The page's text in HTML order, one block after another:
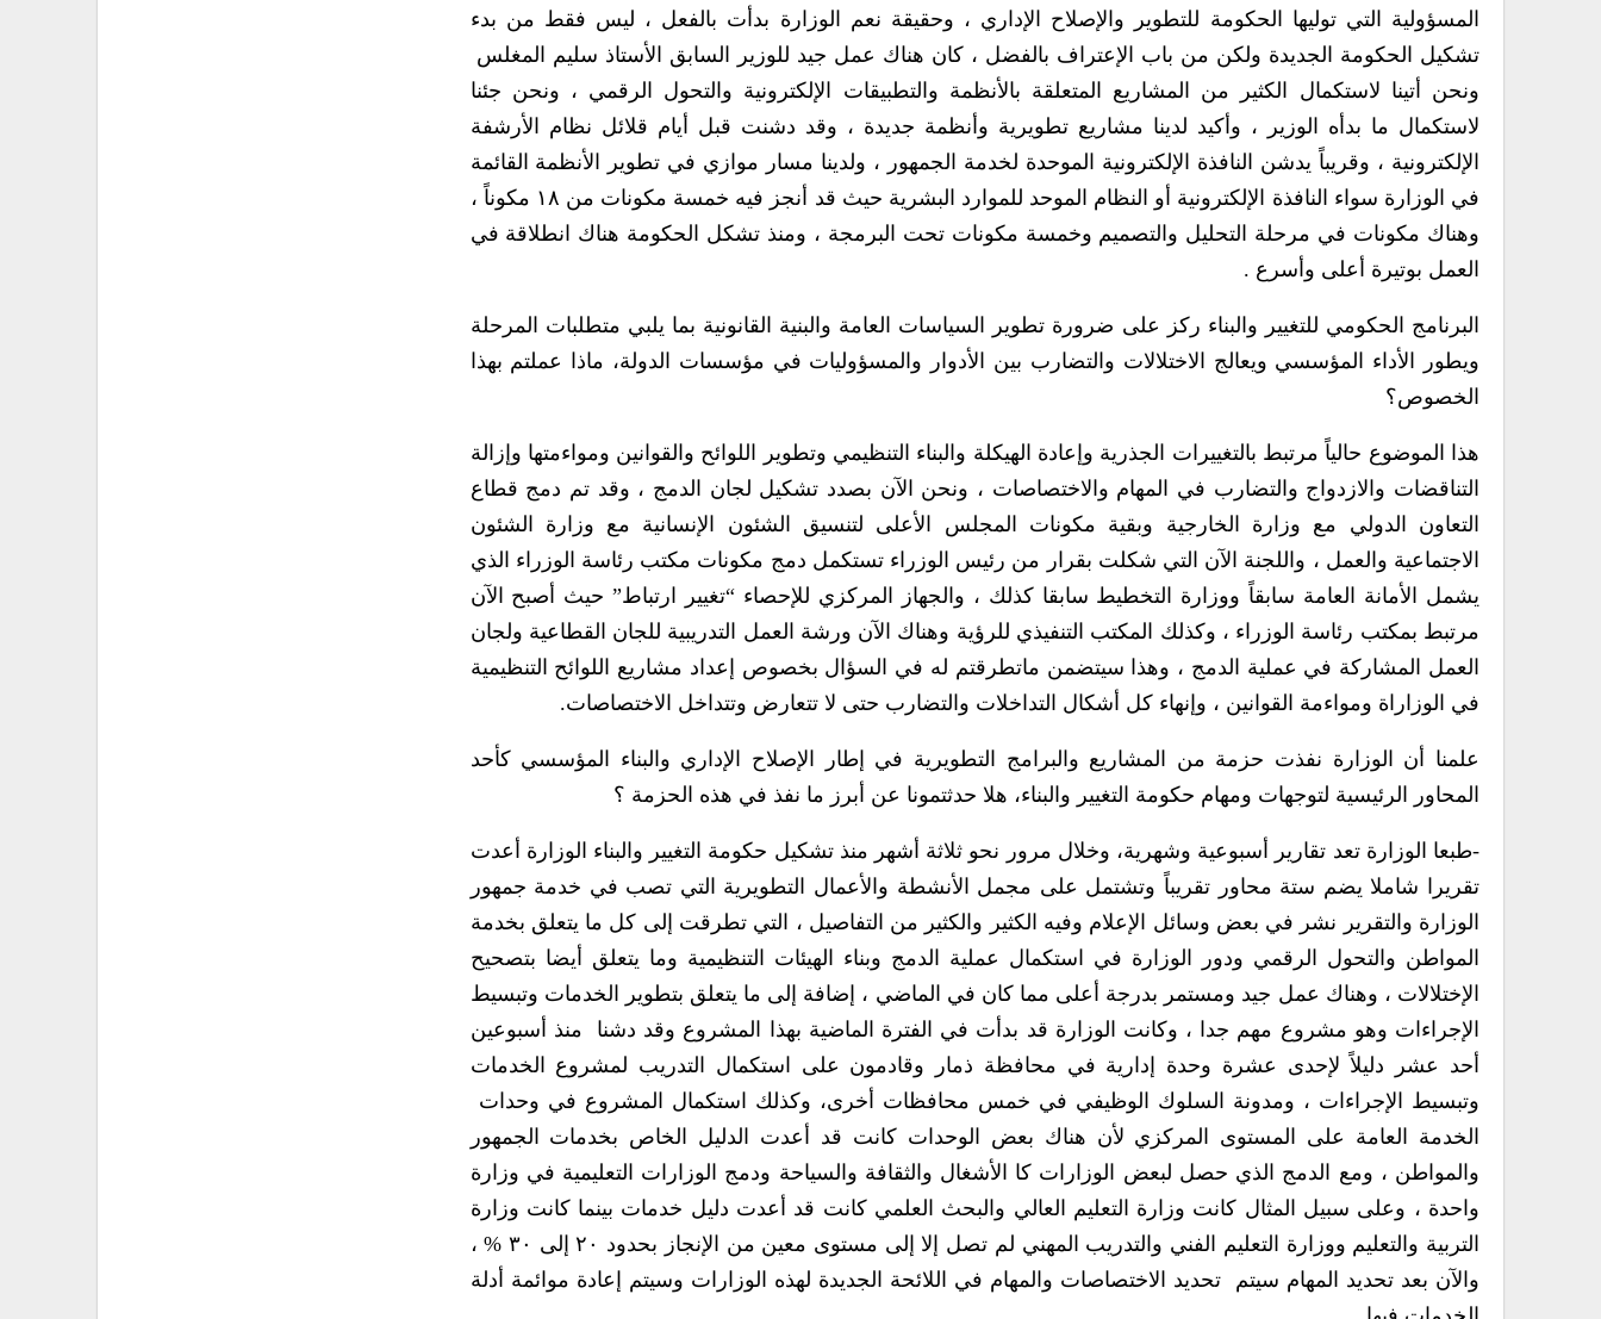
المسؤولية التي توليها الحكومة للتطوير والإصلاح الإداري ، وحقيقة نعم الوزارة بدأت بالفعل ، ليس فقط من بدء
تشكيل الحكومة الجديدة ولكن من باب الإعتراف بالفضل ، كان هناك عمل جيد للوزير السابق الأستاذ سليم المغلس
ونحن أتينا لاستكمال الكثير من المشاريع المتعلقة بالأنظمة والتطبيقات الإلكترونية والتحول الرقمي ، ونحن جئنا
لاستكمال ما بدأه الوزير ، وأكيد لدينا مشاريع تطويرية وأنظمة جديدة ، وقد دشنت قبل أيام قلائل نظام الأرشفة
الإلكترونية ، وقريباً يدشن النافذة الإلكترونية الموحدة لخدمة الجمهور ، ولدينا مسار موازي في تطوير الأنظمة القائمة
في الوزارة سواء النافذة الإلكترونية أو النظام الموحد للموارد البشرية حيث قد أنجز فيه خمسة مكونات من ١٨ مكوناً ،
وهناك مكونات في مرحلة التحليل والتصميم وخمسة مكونات تحت البرمجة ، ومنذ تشكل الحكومة هناك انطلاقة في
العمل بوتيرة أعلى وأسرع .
البرنامج الحكومي للتغيير والبناء ركز على ضرورة تطوير السياسات العامة والبنية القانونية بما يلبي متطلبات المرحلة
ويطور الأداء المؤسسي ويعالج الاختلالات والتضارب بين الأدوار والمسؤوليات في مؤسسات الدولة، ماذا عملتم بهذا
الخصوص؟
هذا الموضوع حالياً مرتبط بالتغييرات الجذرية وإعادة الهيكلة والبناء التنظيمي وتطوير اللوائح والقوانين ومواءمتها وإزالة
التناقضات والازدواج والتضارب في المهام والاختصاصات ، ونحن الآن بصدد تشكيل لجان الدمج ، وقد تم دمج قطاع
التعاون الدولي مع وزارة الخارجية وبقية مكونات المجلس الأعلى لتنسيق الشئون الإنسانية مع وزارة الشئون
الاجتماعية والعمل ، واللجنة الآن التي شكلت بقرار من رئيس الوزراء تستكمل دمج مكونات مكتب رئاسة الوزراء الذي
يشمل الأمانة العامة سابقاً ووزارة التخطيط سابقا كذلك ، والجهاز المركزي للإحصاء “تغيير ارتباط” حيث أصبح الآن
مرتبط بمكتب رئاسة الوزراء ، وكذلك المكتب التنفيذي للرؤية وهناك الآن ورشة العمل التدريبية للجان القطاعية ولجان
العمل المشاركة في عملية الدمج ، وهذا سيتضمن ماتطرقتم له في السؤال بخصوص إعداد مشاريع اللوائح التنظيمية
في الوزاراة ومواءمة القوانين ، وإنهاء كل أشكال التداخلات والتضارب حتى لا تتعارض وتتداخل الاختصاصات.
علمنا أن الوزارة نفذت حزمة من المشاريع والبرامج التطويرية في إطار الإصلاح الإداري والبناء المؤسسي كأحد
المحاور الرئيسية لتوجهات ومهام حكومة التغيير والبناء، هلا حدثتمونا عن أبرز ما نفذ في هذه الحزمة ؟
-طبعا الوزارة تعد تقارير أسبوعية وشهرية، وخلال مرور نحو ثلاثة أشهر منذ تشكيل حكومة التغيير والبناء الوزارة أعدت
تقريرا شاملا يضم ستة محاور تقريباً وتشتمل على مجمل الأنشطة والأعمال التطويرية التي تصب في خدمة جمهور
الوزارة والتقرير نشر في بعض وسائل الإعلام وفيه الكثير والكثير من التفاصيل ، التي تطرقت إلى كل ما يتعلق بخدمة
المواطن والتحول الرقمي ودور الوزارة في استكمال عملية الدمج وبناء الهيئات التنظيمية وما يتعلق أيضا بتصحيح
الإختلالات ، وهناك عمل جيد ومستمر بدرجة أعلى مما كان في الماضي ، إضافة إلى ما يتعلق بتطوير الخدمات وتبسيط
الإجراءات وهو مشروع مهم جدا ، وكانت الوزارة قد بدأت في الفترة الماضية بهذا المشروع وقد دشنا منذ أسبوعين
أحد عشر دليلاً لإحدى عشرة وحدة إدارية في محافظة ذمار وقادمون على استكمال التدريب لمشروع الخدمات
وتبسيط الإجراءات ، ومدونة السلوك الوظيفي في خمس محافظات أخرى، وكذلك استكمال المشروع في وحدات
الخدمة العامة على المستوى المركزي لأن هناك بعض الوحدات كانت قد أعدت الدليل الخاص بخدمات الجمهور
والمواطن ، ومع الدمج الذي حصل لبعض الوزارات كا الأشغال والثقافة والسياحة ودمج الوزارات التعليمية في وزارة
واحدة ، وعلى سبيل المثال كانت وزارة التعليم العالي والبحث العلمي كانت قد أعدت دليل خدمات بينما كانت وزارة
التربية والتعليم ووزارة التعليم الفني والتدريب المهني لم تصل إلا إلى مستوى معين من الإنجاز بحدود ٢٠ إلى ٣٠ % ،
والآن بعد تحديد المهام سيتم تحديد الاختصاصات والمهام في اللائحة الجديدة لهذه الوزارات وسيتم إعادة موائمة أدلة